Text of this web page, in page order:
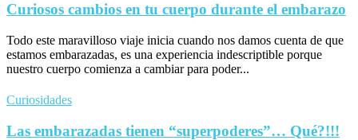
Curiosos cambios en tu cuerpo durante el embarazo
Todo este maravilloso viaje inicia cuando nos damos cuenta de que
estamos embarazadas, es una experiencia indescriptible porque
nuestro cuerpo comienza a cambiar para poder...
Curiosidades
Las embarazadas tienen “superpoderes”… Qué?!!!